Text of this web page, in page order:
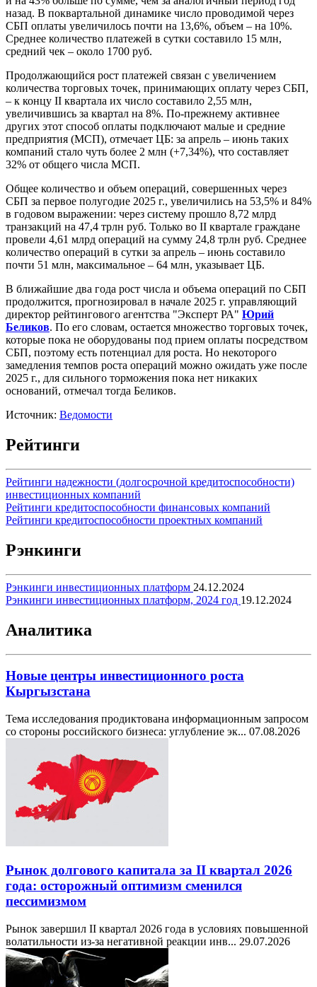
назад. В поквартальной динамике число проводимой через
СБП оплаты увеличилось почти на 13,6%, объем – на 10%.
Среднее количество платежей в сутки составило 15 млн,
средний чек – около 1700 руб.
Продолжающийся рост платежей связан с увеличением
количества торговых точек, принимающих оплату через СБП,
– к концу II квартала их число составило 2,55 млн,
увеличившись за квартал на 8%. По-прежнему активнее
других этот способ оплаты подключают малые и средние
предприятия (МСП), отмечает ЦБ: за апрель – июнь таких
компаний стало чуть более 2 млн (+7,34%), что составляет
32% от общего числа МСП.
Общее количество и объем операций, совершенных через
СБП за первое полугодие 2025 г., увеличились на 53,5% и 84%
в годовом выражении: через систему прошло 8,72 млрд
транзакций на 47,4 трлн руб. Только во II квартале граждане
провели 4,61 млрд операций на сумму 24,8 трлн руб. Среднее
количество операций в сутки за апрель – июнь составило
почти 51 млн, максимальное – 64 млн, указывает ЦБ.
В ближайшие два года рост числа и объема операций по СБП
продолжится, прогнозировал в начале 2025 г. управляющий
директор рейтингового агентства "Эксперт РА" Юрий
Беликов. По его словам, остается множество торговых точек,
которые пока не оборудованы под прием оплаты посредством
СБП, поэтому есть потенциал для роста. Но некоторого
замедления темпов роста операций можно ожидать уже после
2025 г., для сильного торможения пока нет никаких
оснований, отмечал тогда Беликов.
Источник: Ведомости
Рейтинги
Рейтинги надежности (долгосрочной кредитоспособности)
инвестиционных компаний
Рейтинги кредитоспособности финансовых компаний
Рейтинги кредитоспособности проектных компаний
Рэнкинги
Рэнкинги инвестиционных платформ 24.12.2024
Рэнкинги инвестиционных платформ, 2024 год 19.12.2024
Аналитика
Новые центры инвестиционного роста
Кыргызстана
Тема исследования продиктована информационным запросом
со стороны российского бизнеса: углубление эк... 07.08.2026
Рынок долгового капитала за II квартал 2026
года: осторожный оптимизм сменился
пессимизмом
Рынок завершил II квартал 2026 года в условиях повышенной
волатильности из-за негативной реакции инв... 29.07.2026